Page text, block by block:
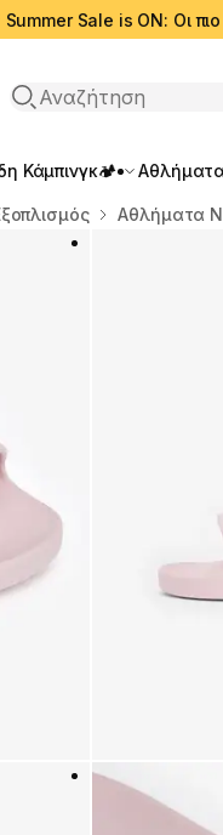
Summer Sale is ON: Οι
Αναζήτηση
Κάμπινγκ🏕️
Αθλήματα